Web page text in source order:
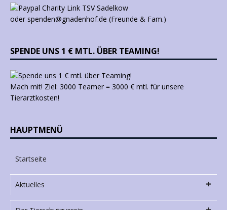
oder spenden@gnadenhof.de (Freunde & Fam.)
SPENDE UNS 1 € MTL. ÜBER TEAMING!
Mach mit! Ziel: 3000 Teamer = 3000 € mtl. für unsere
Tierarztkosten!
HAUPTMENÜ
Startseite
Aktuelles